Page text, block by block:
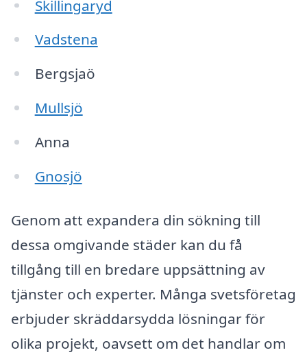
Skillingaryd
Vadstena
Bergsjaö
Mullsjö
Anna
Gnosjö
Genom att expandera din sökning till
dessa omgivande städer kan du få
tillgång till en bredare uppsättning av
tjänster och experter. Många svetsföretag
erbjuder skräddarsydda lösningar för
olika projekt, oavsett om det handlar om